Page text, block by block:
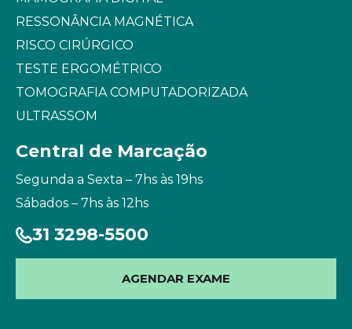
RESSONÂNCIA MAGNÉTICA
RISCO CIRÚRGICO
TESTE ERGOMÉTRICO
TOMOGRAFIA COMPUTADORIZADA
ULTRASSOM
Central de Marcação
Segunda a Sexta – 7hs às 19hs
Sábados – 7hs às 12hs
31 3298-5500
AGENDAR EXAME